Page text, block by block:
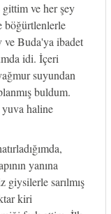
gittim ve her şey
böğürtlenlerle
ve Buda'ya ibadet
idi. İçeri
suyundan
buldum.
yuva haline
yanına
giysilerle sarılmış
kiri